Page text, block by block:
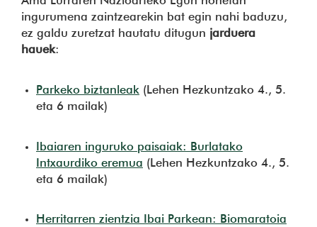
ingurumena zaintzearekin bat egin nahi baduzu,
ez galdu zuretzat hautatu ditugun jarduera
hauek:
Parkeko biztanleak (Lehen Hezkuntzako 4., 5.
eta 6 mailak)
Ibaiaren inguruko paisaiak: Burlatako
Intxaurdiko eremua (Lehen Hezkuntzako 4., 5.
eta 6 mailak)
Herritarren zientzia Ibai Parkean: Biomaratoia